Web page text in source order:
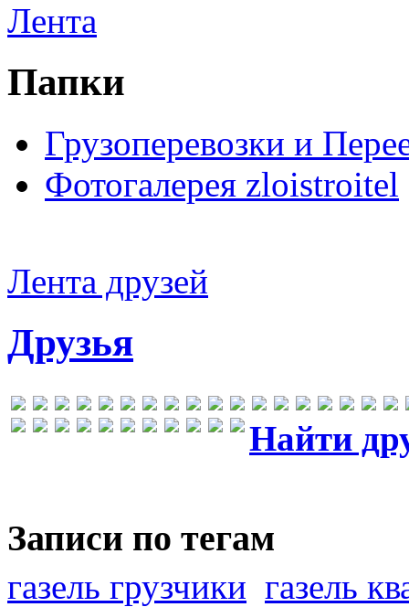
Лента
Папки
Грузоперевозки и
Фотогалерея zloistroitel
Лента друзей
Друзья
Найти
Записи по тегам
газель грузчики газель